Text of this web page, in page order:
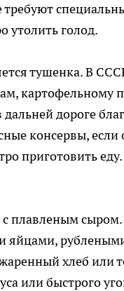
требуют
утолить голод.
тушенка. В
картофельному
дороге
консервы,
приготовить еду.
плавленым сыром.
яйцами,
хлеб или
или быстрого